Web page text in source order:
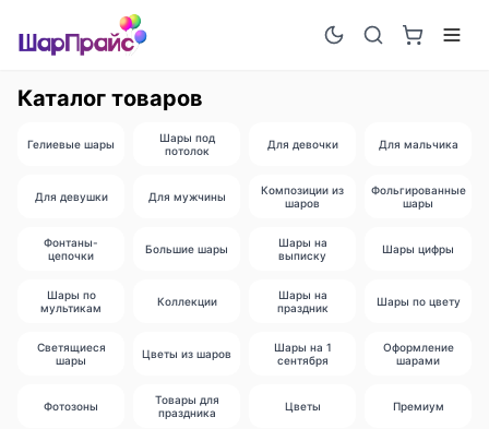
Каталог товаров
Гелиевые шары
Шары под
потолок
Для девочки Для мальчика
Для девушки Для мужчины
Композиции из
шаров
Фольгированные
шары
Фонтаны-
цепочки
Большие шары
Шары на
выписку
Шары цифры
Шары по
мультикам
Коллекции
Шары на
праздник
Шары по цвету
Светящиеся
шары
Цветы из шаров
Шары на 1
сентября
Оформление
шарами
Фотозоны
Товары для
праздника
Цветы Премиум